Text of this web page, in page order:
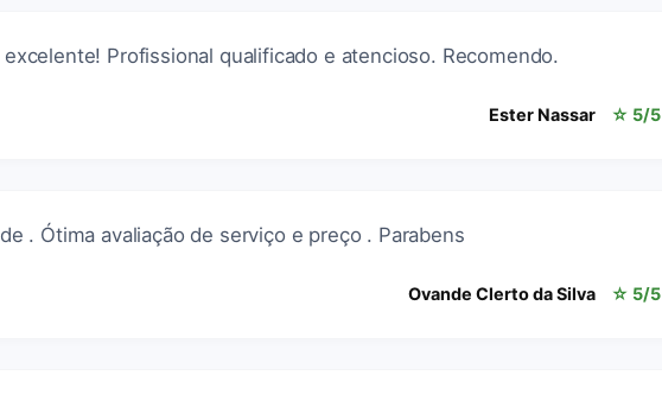
Profissional qualificado e atencioso. Recomendo.
Ester Nassar ☆ 5/5
. Ótima avaliação de serviço e preço . Parabens
Ovande Clerto da Silva ☆ 5/5